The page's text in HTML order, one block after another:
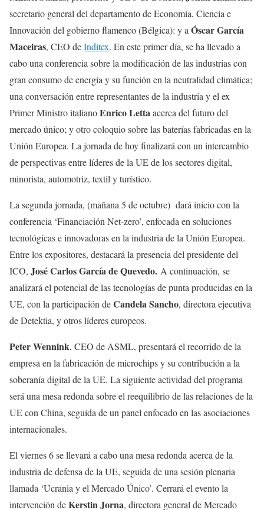
secretario general del departamento de Economía, Ciencia e
Innovación del gobierno flamenco (Bélgica): y a Óscar García
Maceiras, CEO deInditex. En este primer día, se ha llevado a
cabo una conferencia sobre la modificación de las industrias con
gran consumo de energía y su función en la neutralidad climática;
una conversación entre representantes de la industria y el ex
Primer Ministro italianoEnrico Lettaacerca del futuro del
mercado único; y otro coloquio sobre las baterías fabricadas en la
Unión Europea. La jornada de hoy finalizará con un intercambio
de perspectivas entre líderes de la UE de los sectores digital,
minorista, automotriz, textil y turístico.
La segunda jornada, (mañana 5 de octubre) dará inicio con la
conferencia ‘Financiación Net-zero’, enfocada en soluciones
tecnológicas e innovadoras en la industria de la Unión Europea.
Entre los expositores, destacará la presencia del presidente del
ICO, José Carlos García de Quevedo. A continuación, se
analizará el potencial de las tecnologías de punta producidas en la
UE, con la participación deCandela Sancho, directora ejecutiva
de Detektia, y otros líderes europeos.
Peter Wennink, CEO de ASML, presentará el recorrido de la
empresa en la fabricación de microchips y su contribución a la
soberanía digital de la UE. La siguiente actividad del programa
será una mesa redonda sobre el reequilibrio de las relaciones de la
UE con China, seguida de un panel enfocado en las asociaciones
internacionales.
El viernes 6 se llevará a cabo una mesa redonda acerca de la
industria de defensa de la UE, seguida de una sesión plenaria
llamada ‘Ucrania y el Mercado Único’. Cerrará el evento la
intervención deKerstin Jorna, directora general de Mercado